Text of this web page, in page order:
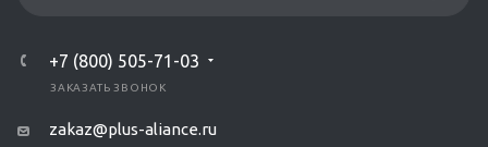
+7 (800) 505-71-03
ЗАКАЗАТЬ ЗВОНОК
zakaz@plus-aliance.ru